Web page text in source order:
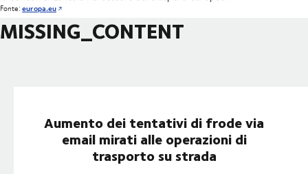
Fonte:europa.eu
MISSING_CONTENT
Aumento dei tentativi di frode via
email mirati alle operazioni di
trasporto su strada